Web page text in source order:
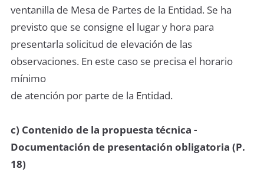
ventanilla de Mesa de Partes de la Entidad. Se ha
previsto que se consigne el lugar y hora para
presentarla solicitud de elevación de las
observaciones. En este caso se precisa el horario
mínimo
de atención por parte de la Entidad.
c) Contenido de la propuesta técnica -
Documentación de presentación obligatoria (P.
18)